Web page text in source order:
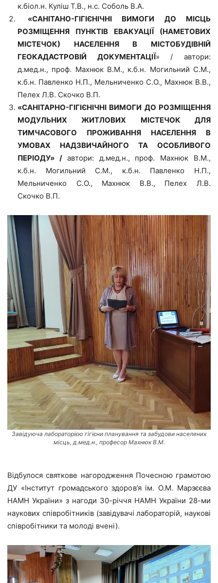
к.біол.н. Куліш Т.В., н.с. Соболь В.А.
«САНІТАНО-ГІГІЄНІЧНІ ВИМОГИ ДО МІСЦЬ
РОЗМІЩЕННЯ ПУНКТІВ
ЕВАКУАЦІЇ (НАМЕТОВИХ
МІСТЕЧОК) НАСЕЛЕННЯ В МІСТОБУДІВНІЙ
ГЕОКАДАСТРОВІЙ ДОКУМЕНТАЦІЇ» / автори:
д.мед.н., проф. Махнюк В.М., к.б.н. Могильний С.М.,
к.б.н. Павленко Н.П., Мельниченко С.О., Махнюк В.В.,
Пелех Л.В. Скочко В.П.
«САНІТАРНО-ГІГІЄНІЧНІ ВИМОГИ ДО РОЗМІЩЕННЯ
МОДУЛЬНИХ ЖИТЛОВИХ МІСТЕЧОК ДЛЯ
ТИМЧАСОВОГО ПРОЖИВАННЯ НАСЕЛЕННЯ В
УМОВАХ НАДЗВИЧАЙНОГО ТА ОСОБЛИВОГО
ПЕРІОДУ» / автори: д.мед.н., проф. Махнюк В.М.,
к.б.н. Могильний С.М., к.б.н. Павленко Н.П.,
Мельниченко С.О., Махнюк В.В., Пелех Л.В.
Скочко В.П.
Завідуюча лабораторією гігієни планування та забудови населених
місць, д.мед.н., професор Махнюк В.М.
Відбулося святкове нагородження Почесною грамотою
ДУ «Інститут громадського здоров’я ім. О.М. Марзєєва
НАМН України» з нагоди 30-річчя НАМН України 28-ми
наукових співробітників (завідувачі лабораторій, наукові
співробітники та молоді вчені).